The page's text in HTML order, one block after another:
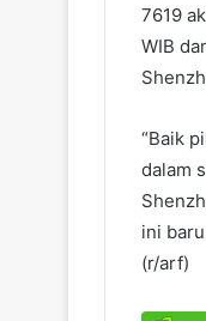
7619
WIB
“Baik
dalam
ini
(r/arf)